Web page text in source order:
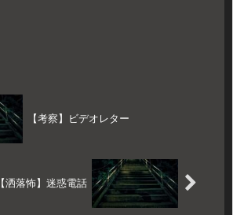
【考察】ビデオレター
【洒落怖】迷惑電話